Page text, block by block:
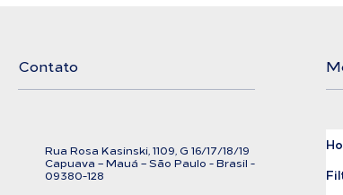
Contato
Rua Rosa Kasinski, 1109, G 16/17/18/19
Capuava – Mauá – São Paulo - Brasil -
09380-128